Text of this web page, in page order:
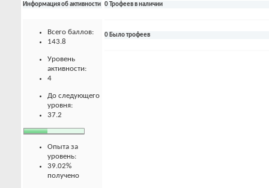
Информация об активности
Всего баллов:
143.8
Уровень
активности:
4
До следующего
уровня:
37.2
Опыта за
уровень:
39.02%
получено
0 Трофеев в наличии
0 Было трофеев